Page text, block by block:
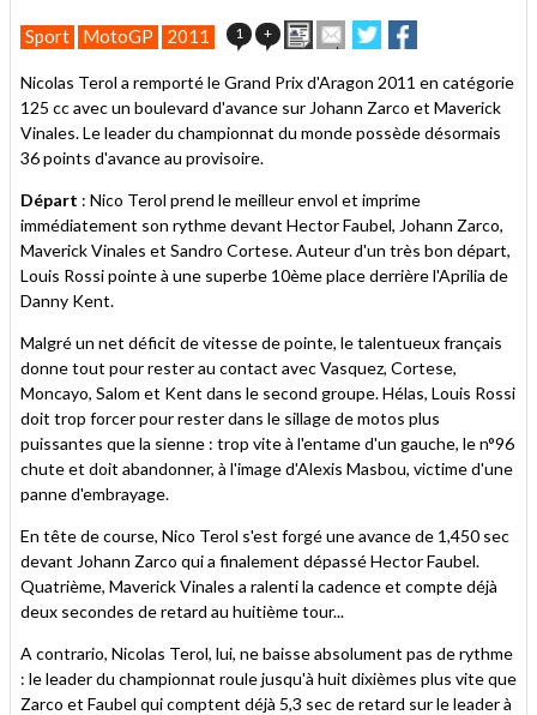
Sport MotoGP 2011 1 + ImprimerEnvoyer
cet
à
un
ami
Partager
sur
sur
Nicolas Terol a remporté le Grand Prix d'Aragon 2011 en catégorie
125 cc avec un boulevard d'avance sur Johann Zarco et Maverick
Vinales. Le leader du championnat du monde possède désormais
36 points d'avance au provisoire.
Départ : Nico Terol prend le meilleur envol et imprime
immédiatement son rythme devant Hector Faubel, Johann Zarco,
Maverick Vinales et Sandro Cortese. Auteur d'un très bon départ,
Louis Rossi pointe à une superbe 10ème place derrière l'Aprilia de
Danny Kent.
Malgré un net déficit de vitesse de pointe, le talentueux français
donne tout pour rester au contact avec Vasquez, Cortese,
Moncayo, Salom et Kent dans le second groupe. Hélas, Louis Rossi
doit trop forcer pour rester dans le sillage de motos plus
puissantes que la sienne : trop vite à l'entame d'un gauche, le n°96
chute et doit abandonner, à l'image d'Alexis Masbou, victime d'une
panne d'embrayage.
En tête de course, Nico Terol s'est forgé une avance de 1,450 sec
devant Johann Zarco qui a finalement dépassé Hector Faubel.
Quatrième, Maverick Vinales a ralenti la cadence et compte déjà
deux secondes de retard au huitième tour...
A contrario, Nicolas Terol, lui, ne baisse absolument pas de rythme
: le leader du championnat roule jusqu'à huit dixièmes plus vite que
Zarco et Faubel qui comptent déjà 5,3 sec de retard sur le leader à